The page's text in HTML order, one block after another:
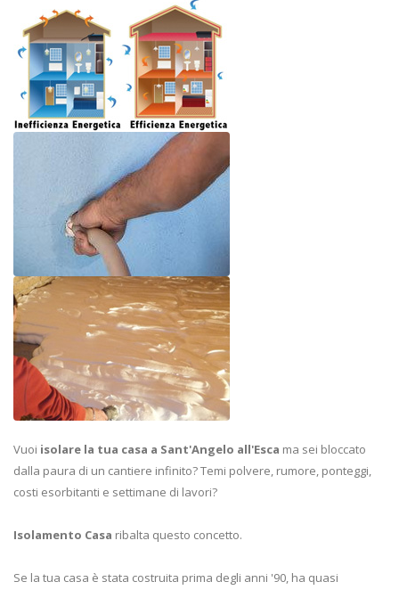
Vuoi isolare la tua casa a Sant'Angelo all'Esca ma sei bloccato
dalla paura di un cantiere infinito? Temi polvere, rumore, ponteggi,
costi esorbitanti e settimane di lavori?
Isolamento Casa ribalta questo concetto.
Se la tua casa è stata costruita prima degli anni '90, ha quasi